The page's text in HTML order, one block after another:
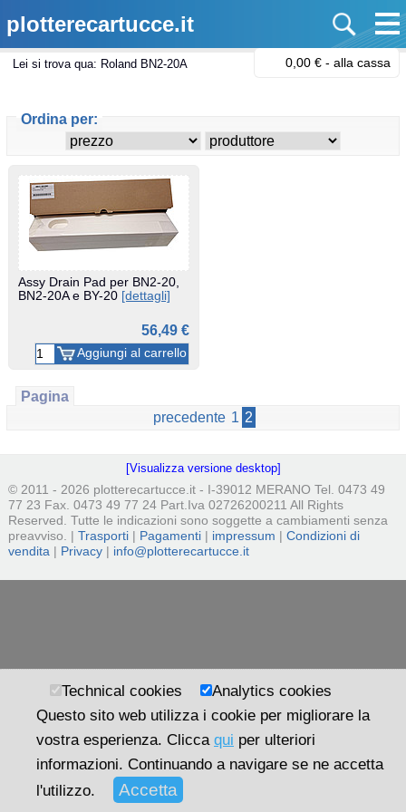
Technical cookies
Analytics cookies
Questo sito web utilizza i cookie per migliorare la
vostra esperienza. Clicca qui per ulteriori
informazioni. Continuando a navigare se ne accetta
l'utilizzo.
plotterecartucce.it
0,00 € - alla cassa
Lei si trova qua: Roland BN2-20A
Ordina per:
Assy Drain Pad per BN2-20,
BN2-20A e BY-20 [dettagli]
56,49 €
Pagina
precedente 1 2
[Visualizza versione desktop]
© 2011 - 2026 plotterecartucce.it - I-39012 MERANO Tel. 0473 49
77 23 Fax. 0473 49 77 24 Part.Iva 02726200211 All Rights
Reserved. Tutte le indicazioni sono soggette a cambiamenti senza
preavviso. | Trasporti| Pagamenti| impressum | Condizioni di
vendita | Privacy| info@plotterecartucce.it